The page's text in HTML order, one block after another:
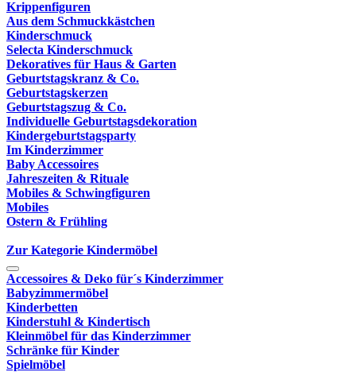
Krippenfiguren
Aus dem Schmuckkästchen
Kinderschmuck
Selecta Kinderschmuck
Dekoratives für Haus & Garten
Geburtstagskranz & Co.
Geburtstagskerzen
Geburtstagszug & Co.
Individuelle Geburtstagsdekoration
Kindergeburtstagsparty
Im Kinderzimmer
Baby Accessoires
Jahreszeiten & Rituale
Mobiles & Schwingfiguren
Mobiles
Ostern & Frühling
Zur Kategorie Kindermöbel
Accessoires & Deko für´s Kinderzimmer
Babyzimmermöbel
Kinderbetten
Kinderstuhl & Kindertisch
Kleinmöbel für das Kinderzimmer
Schränke für Kinder
Spielmöbel